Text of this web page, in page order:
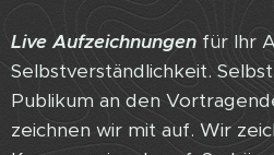
Live Aufzeichnungen für Ihr
Selbstverständlichkeit.
Publikum an den
zeichnen wir mit auf. Wir